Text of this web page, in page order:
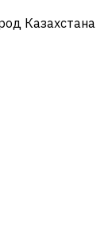
Казахстана